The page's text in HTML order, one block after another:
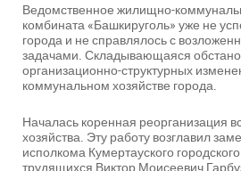
Ведомственное жилищно-
комбината «Башкируголь» уже не
города и не справлялось с
задачами. Складывающаяся
организационно-структурных
коммунальном хозяйстве города.
Началась коренная реорганизация
хозяйства. Эту работу возглавил
исполкома Кумертауского
трудящихся Виктор Моисеевич